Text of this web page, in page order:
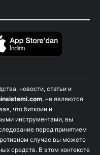
новости, статьи и
, не являются
что биткоин и
инструментами, вы
перед принятием
случае вы можете
средств. В этом контексте